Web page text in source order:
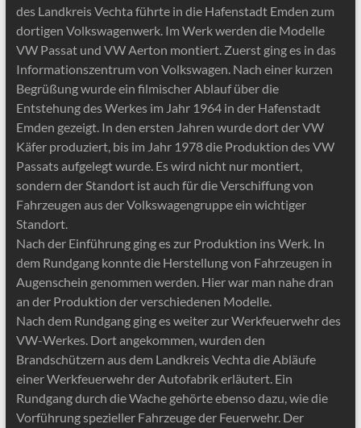
des Landkreis Vechta führte in die Hafenstadt Emden zum
dortigen Volkswagenwerk. Im Werk werden die Modelle
VW Passat und VW Aerton montiert. Zuerst ging es in das
Informationszentrum von Volkswagen. Nach einer kurzen
Begrüßung wurde ein filmischer Ablauf über die
Entstehung des Werkes im Jahr 1964 in der Hafenstadt
Emden gezeigt. In den ersten Jahren wurde dort der VW
Käfer produziert, bis im Jahr 1978 die Produktion des VW
Passats aufgelegt wurde. Es wird nicht nur montiert,
sondern der Standort ist auch für die Verschiffung von
Fahrzeugen aus der Volkswagengruppe ein wichtiger
Standort.
Nach der Einführung ging es zur Produktion ins Werk. In
dem Rundgang konnte die Herstellung von Fahrzeugen in
Augenschein genommen werden. Hier war man nahe dran
an der Produktion der verschiedenen Modelle.
Nach dem Rundgang ging es weiter zur Werkfeuerwehr des
VW-Werkes. Dort angekommen, wurden den
Brandschützern aus dem Landkreis Vechta die Abläufe
einer Werkfeuerwehr der Autofabrik erläutert. Ein
Rundgang durch die Wache gehörte ebenso dazu, wie die
Vorführung spezieller Fahrzeuge der Feuerwehr. Der